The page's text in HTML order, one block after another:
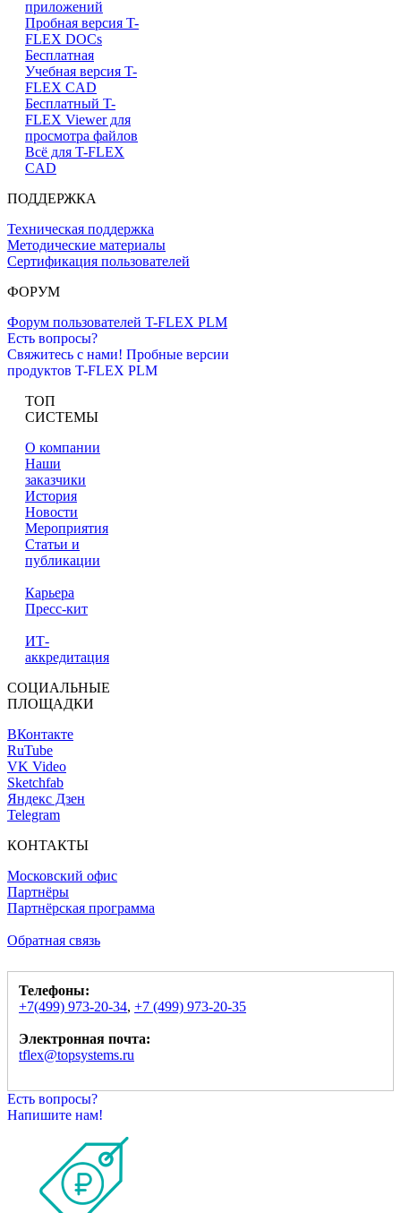
приложений
Пробная версия T-
FLEX DOCs
Бесплатная
Учебная версия T-
FLEX CAD
Бесплатный T-
FLEX Viewer для
просмотра файлов
Всё для T-FLEX
CAD
ПОДДЕРЖКА
Техническая поддержка
Методические материалы
Сертификация пользователей
ФОРУМ
Форум пользователей T-FLEX PLM
Есть вопросы?
Свяжитесь с нами! Пробные версии
продуктов T-FLEX PLM
ТОП
СИСТЕМЫ
О компании
Наши
заказчики
История
Новости
Мероприятия
Статьи и
публикации
Карьера
Пресс-кит
ИТ-
аккредитация
СОЦИАЛЬНЫЕ
ПЛОЩАДКИ
ВКонтакте
RuTube
VK Video
Sketchfab
Яндекс Дзен
Telegram
КОНТАКТЫ
Московский офис
Партнёры
Партнёрская программа
Обратная связь
Телефоны:
+7(499) 973-20-34, +7 (499) 973-20-35
Электронная почта:
tflex@topsystems.ru
Есть вопросы?
Напишите нам!